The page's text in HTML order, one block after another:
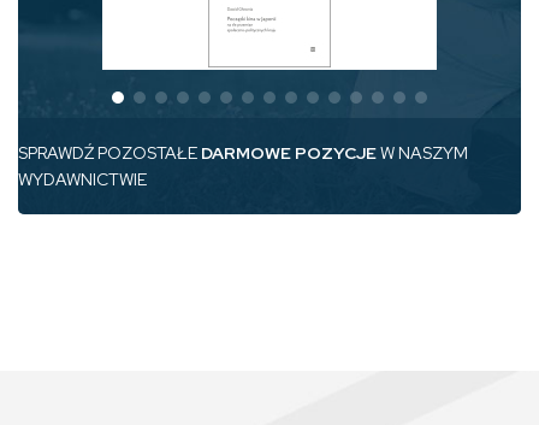
SPRAWDŹ POZOSTAŁE DARMOWE POZYCJEW NASZYM
WYDAWNICTWIE